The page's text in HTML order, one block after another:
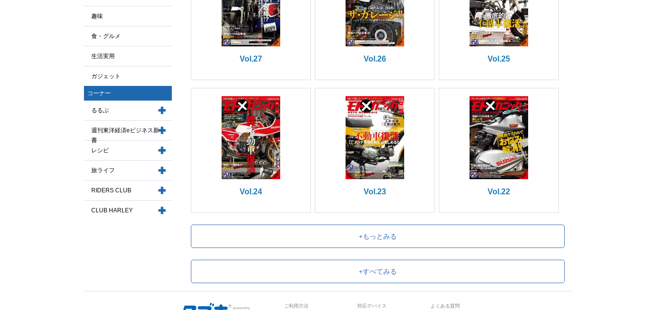
趣味
食・グルメ
生活実用
ガジェット
コーナー
るるぶ
週刊東洋経済eビジネス新
書
レシピ
旅ライフ
RIDERS CLUB
CLUB HARLEY
Vol.27 Vol.26 Vol.25
Vol.24 Vol.23 Vol.22
+もっとみる
+すべてみる
ご利用方法 対応デバイス よくある質問